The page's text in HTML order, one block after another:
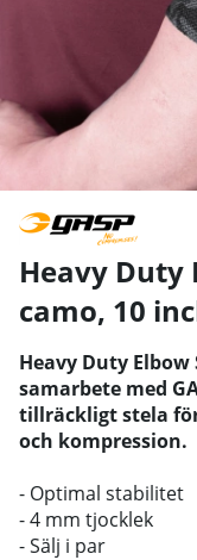
Heavy Duty
camo, 10
Heavy Duty
samarbete med
tillräckligt stela
och kompression.
- Optimal stabilitet
- 4 mm tjocklek
- Sälj i par